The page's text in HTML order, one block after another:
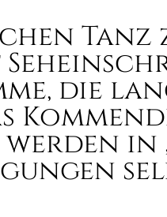
die
in